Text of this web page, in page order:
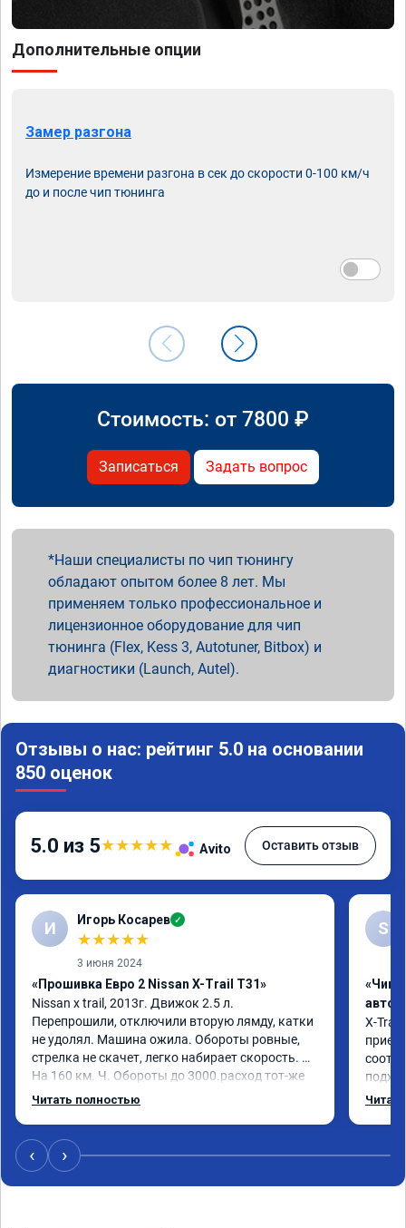
Дополнительные опции
Замер разгона
Измерение времени разгона в сек до скорости 0-100 км/ч
до и после чип тюнинга
Стоимость: от 7800 ₽
Записаться Задать вопрос
Наши специалисты по чип тюнингу
обладают опытом более 8 лет. Мы
применяем только профессиональное и
лицензионное оборудование для чип
тюнинга (Flex, Kess 3, Autotuner, Bitbox) и
диагностики (Launch, Autel).
Отзывы о нас: рейтинг 5.0 на основании
850 оценок
5.0 из 5★★★★★ Avito Оставить отзыв
И Игорь Косарев ✓
★★★★★
3 июня 2024
«Прошивка Евро 2 Nissan X-Trail T31»
Nissan x trаil, 2013г. Движок 2.5 л.
Перепрошили, отключили вторую лямду, катки
не удолял. Машина ожила. Обороты ровные,
стрелка не скачет, легко набирает скорость.
На 160 км. Ч. Обороты до 3000.расход тот-же
без изменения 12л. Услугой доволен.
Читать полностью
S
«Чип
X-Trail
‹ ›